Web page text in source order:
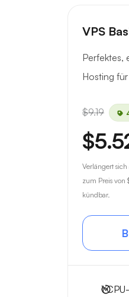
VPS
Perfektes,
Hosting
$9.19
Verlängert
zum Preis von
kündbar.
1